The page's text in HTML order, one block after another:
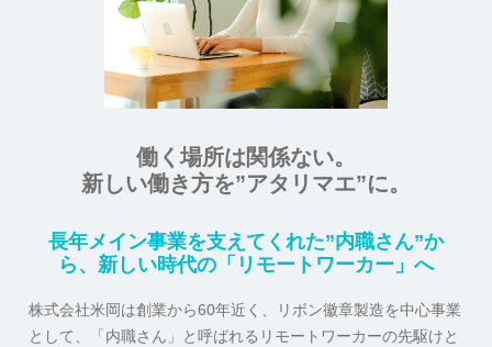
働く場所は関係ない。
新しい働き方を”アタリマエ”に。
長年メイン事業を支えてくれた”内職さん”か
ら、 新しい時代の「リモートワーカー」へ
株式会社米岡は創業から60年近く、リボン徽章製造を中心事業
として、「内職さん」と呼ばれるリモートワーカーの先駆けと